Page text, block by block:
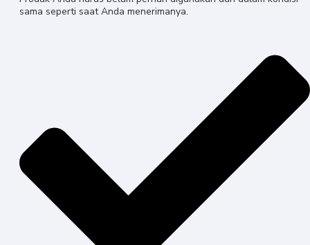
sama seperti saat Anda menerimanya.